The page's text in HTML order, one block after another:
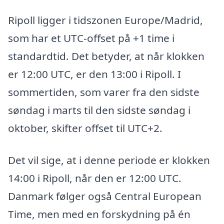
Ripoll ligger i tidszonen Europe/Madrid,
som har et UTC-offset på +1 time i
standardtid. Det betyder, at når klokken
er 12:00 UTC, er den 13:00 i Ripoll. I
sommertiden, som varer fra den sidste
søndag i marts til den sidste søndag i
oktober, skifter offset til UTC+2.
Det vil sige, at i denne periode er klokken
14:00 i Ripoll, når den er 12:00 UTC.
Danmark følger også Central European
Time, men med en forskydning på én